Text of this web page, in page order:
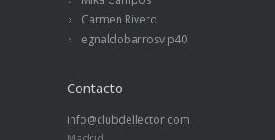
Carmen Rivero
egnaldobarrosvip40
Contacto
info@clubdellector.com